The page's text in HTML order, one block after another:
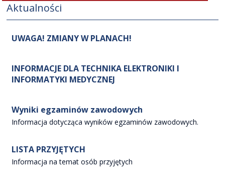
Aktualności
UWAGA! ZMIANY W PLANACH!
INFORMACJE DLA TECHNIKA ELEKTRONIKI I
INFORMATYKI MEDYCZNEJ
Wyniki egzaminów zawodowych
Informacja dotycząca wyników egzaminów zawodowych.
LISTA PRZYJĘTYCH
Informacja na temat osób przyjętych